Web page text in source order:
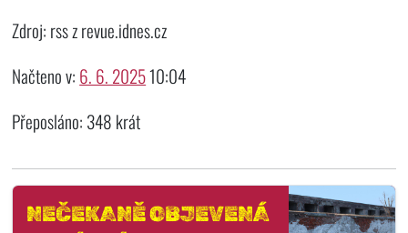
Zdroj: rss z revue.idnes.cz
Načteno v: 6. 6. 202510:04
Přeposláno: 348 krát
NEČEKANĚ OBJEVENÁ